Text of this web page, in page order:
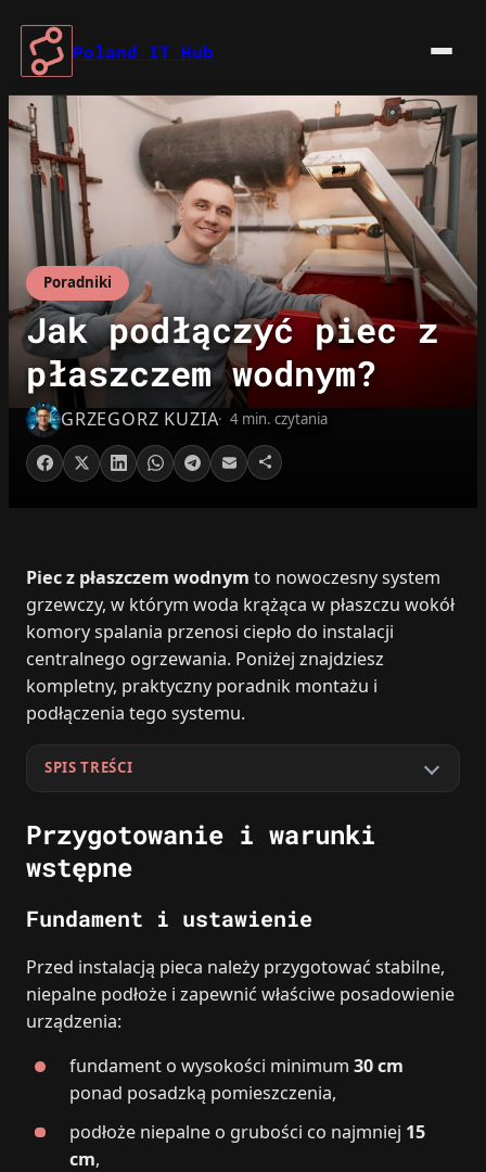
Przejdź
treści
Poland IT Hub
Poradniki
Jak podłączyć piec z
płaszczem wodnym?
GRZEGORZ KUZIA 4 min. czytania
Piec z płaszczem wodnym to nowoczesny system
grzewczy, w którym woda krążąca w płaszczu wokół
komory spalania przenosi ciepło do instalacji
centralnego ogrzewania. Poniżej znajdziesz
kompletny, praktyczny poradnik montażu i
podłączenia tego systemu.
SPIS TREŚCI
Przygotowanie i warunki
wstępne
Fundament i ustawienie
Przed instalacją pieca należy przygotować stabilne,
niepalne podłoże i zapewnić właściwe posadowienie
urządzenia:
fundament o wysokości minimum30 cm
ponad posadzką pomieszczenia,
podłoże niepalne o grubości co najmniej 15
cm,